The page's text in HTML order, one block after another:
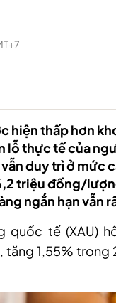
hiện thấp hơn
thực tế của
duy trì ở mức
triệu đồng/
ngắn hạn vẫn
quốc tế (XAU)
1,55%